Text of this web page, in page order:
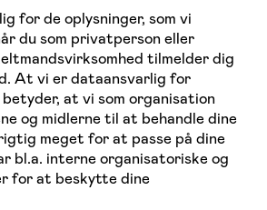
for de oplysninger, som vi
du som privatperson eller
tilmelder dig
At vi er dataansvarlig for
at vi som organisation
og midlerne til at behandle dine
meget for at passe på dine
bl.a. interne organisatoriske og
for at beskytte dine